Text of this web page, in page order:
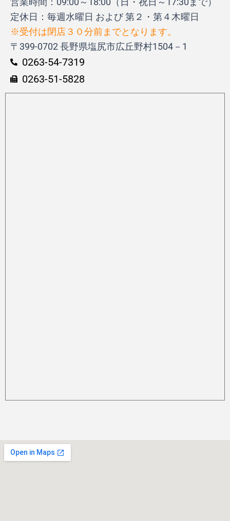
定休日：毎週水曜日 および 第２・第４木曜日
※受付は閉店３０分前までとなります。
〒399-0702 長野県塩尻市広丘野村1504－1
0263-54-7319
0263-51-5828